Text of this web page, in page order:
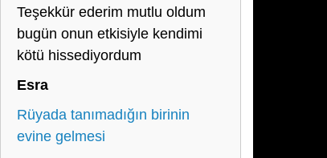
Teşekkür ederim mutlu oldum
bugün onun etkisiyle kendimi
kötü hissediyordum
Esra
Rüyada tanımadığın birinin
evine gelmesi